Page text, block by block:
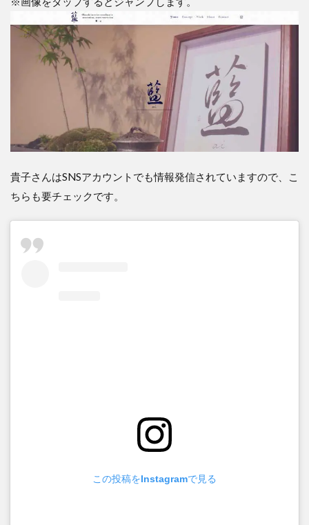
貴子さんはSNSアカウントでも情報発信されていますので、こ
ちらも要チェックです。
この投稿をInstagramで見る